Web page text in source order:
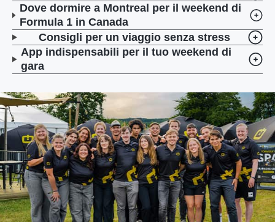
Dove dormire a Montreal per il weekend di
Formula 1 in Canada
Consigli per un viaggio senza stress
App indispensabili per il tuo weekend di
gara